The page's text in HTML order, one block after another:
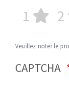
1 2
Veuillez noter le
CAPTCHA